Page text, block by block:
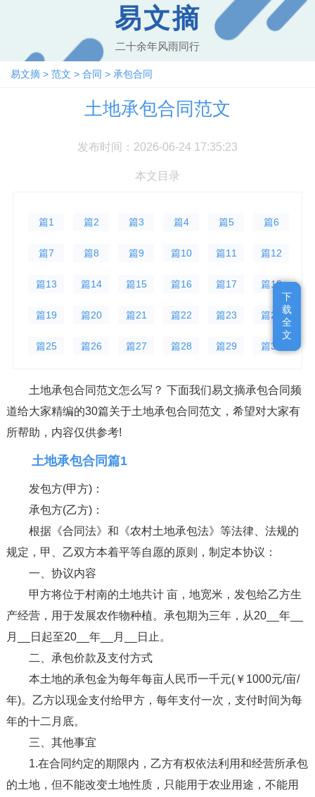
易文摘
二十余年风雨同行
易文摘 > 范文 > 合同 > 承包合同
土地承包合同范文
发布时间：2026-06-24 17:35:23
本文目录
篇1 篇2 篇3 篇4 篇5 篇6
篇7 篇8 篇9 篇10 篇11 篇12
篇13 篇14 篇15 篇16 篇17 篇18
篇19 篇20 篇21 篇22 篇23 篇24
篇25 篇26 篇27 篇28 篇29 篇30
土地承包合同范文怎么写？ 下面我们易文摘承包合同频
道给大家精编的30篇关于土地承包合同范文，希望对大家有
所帮助，内容仅供参考!
土地承包合同篇1
发包方(甲方)：
承包方(乙方)：
根据《合同法》和《农村土地承包法》等法律、法规的
规定，甲、乙双方本着平等自愿的原则，制定本协议：
一、协议内容
甲方将位于村南的土地共计 亩，地宽米，发包给乙方生
产经营，用于发展农作物种植。承包期为三年，从20__年__
月__日起至20__年__月__日止。
二、承包价款及支付方式
本土地的承包金为每年每亩人民币一千元(￥1000元/亩/
年)。乙方以现金支付给甲方，每年支付一次，支付时间为每
年的十二月底。
三、其他事宜
1.在合同约定的期限内，乙方有权依法利用和经营所承包
的土地，但不能改变土地性质，只能用于农业用途，不能用
下
载
全
文
下
载
全
文